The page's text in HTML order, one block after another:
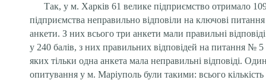
Так, у м. Харків 61 велике підприємство отримало
підприємства неправильно відповіли на ключові
анкети. З них всього три анкети мали правильні
у 240 балів, з них правильних відповідей на питання №
яких тільки одна анкета мала неправильні відповіді.
опитування у м. Маріуполь були такими: всього